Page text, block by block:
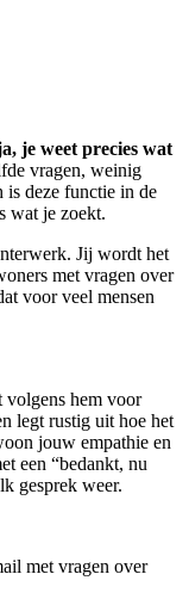
je weet precies wat
vragen, weinig
deze functie in de
wat je zoekt.
Jij wordt het
met vragen over
voor veel mensen
volgens hem voor
legt rustig uit hoe het
jouw empathie en
een “bedankt, nu
gesprek weer.
met vragen over